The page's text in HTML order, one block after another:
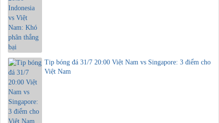
Tip bóng đá 31/7 20:00 Việt Nam vs Singapore: 3 điểm cho
Việt Nam